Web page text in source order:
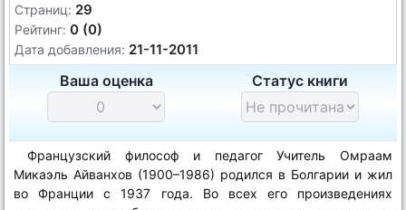
Страниц: 29
Рейтинг: 0 (0)
Дата добавления: 21-11-2011
Ваша оценка Статус книги
Французский философ и педагог Учитель Омраам
Микаэль Айванхов (1900–1986) родился в Болгарии и жил
во Франции с 1937 года. Во всех его произведениях